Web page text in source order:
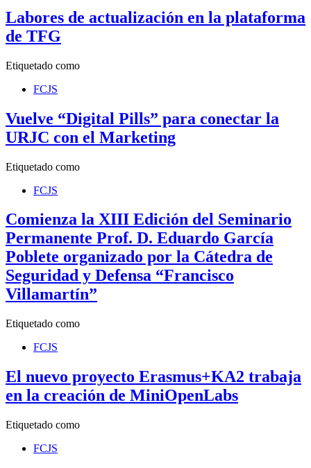
Labores de actualización en la plataforma
de TFG
Etiquetado como
FCJS
Vuelve “Digital Pills” para conectar la
URJC con el Marketing
Etiquetado como
FCJS
Comienza la XIII Edición del Seminario
Permanente Prof. D. Eduardo García
Poblete organizado por la Cátedra de
Seguridad y Defensa “Francisco
Villamartín”
Etiquetado como
FCJS
El nuevo proyecto Erasmus+KA2 trabaja
en la creación de MiniOpenLabs
Etiquetado como
FCJS